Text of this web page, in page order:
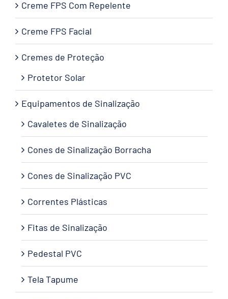
Creme FPS Com Repelente
Creme FPS Facial
Cremes de Proteção
Protetor Solar
Equipamentos de Sinalização
Cavaletes de Sinalização
Cones de Sinalização Borracha
Cones de Sinalização PVC
Correntes Plásticas
Fitas de Sinalização
Pedestal PVC
Tela Tapume